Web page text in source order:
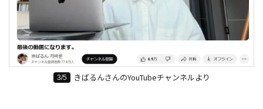
3/5 きばるんさんのYouTubeチャンネルより